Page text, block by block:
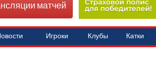
матчей
Игроки Клубы Катки